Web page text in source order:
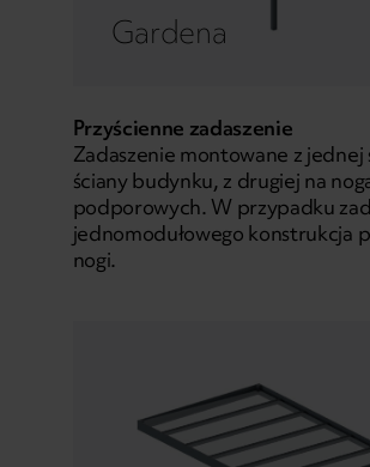
Gardena
Przyścienne zadaszenie
Zadaszenie montowane z
ściany budynku, z drugiej na
podporowych. W przypadku
jednomodułowego konstrukcja
nogi.